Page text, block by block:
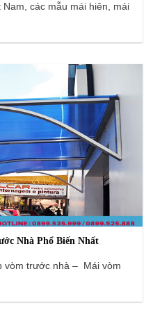
các mẫu mái hiên, mái
Nhà Phổ Biến Nhất
vòm trước nhà – Mái vòm